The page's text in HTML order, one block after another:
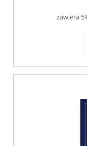
zawiera